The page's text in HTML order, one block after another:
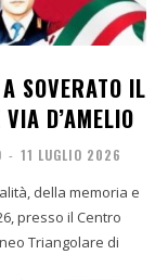
SOVERATO IL
D’AMELIO
- 11 LUGLIO 2026
della memoria e
presso il Centro
Triangolare di